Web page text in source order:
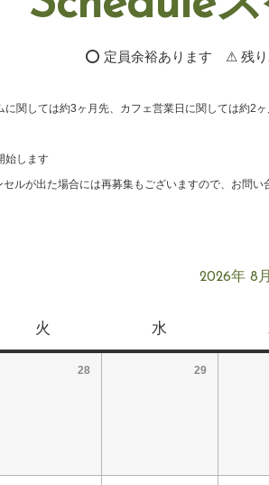
⭕ 定員余裕あります ⚠ 残
関しては約3ヶ月先、カフェ営業日に関しては約2
始します
ルが出た場合には再募集もございますので、お問い
2026年 8
火 水
28 29